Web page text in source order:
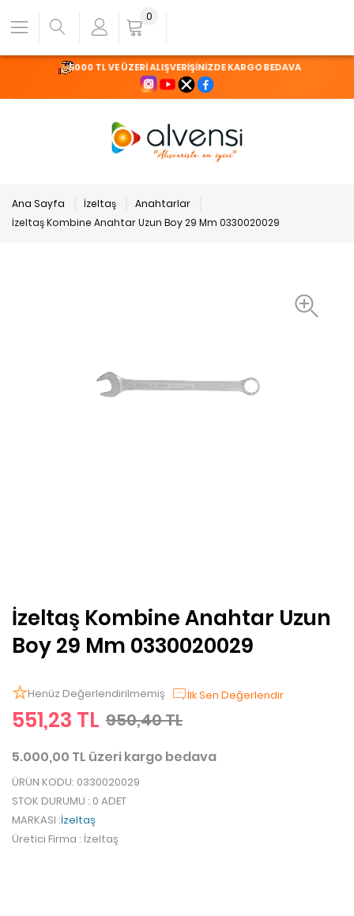
5000 TL VE ÜZERİ ALIŞVERİŞİNİZDE KARGO BEDAVA
0
Ana Sayfa İzeltaş
Anahtarlar
İzeltaş Kombine Anahtar Uzun Boy 29 Mm 0330020029
İzeltaş Kombine Anahtar Uzun
Boy 29 Mm 0330020029
Henüz Değerlendirilmemiş İlk Sen Değerlendir
551,23 TL 950,40 TL
5.000,00 TL üzeri kargo bedava
ÜRÜN KODU: 0330020029
STOK DURUMU : 0 ADET
MARKASI :İzeltaş
Üretici Firma : İzeltaş